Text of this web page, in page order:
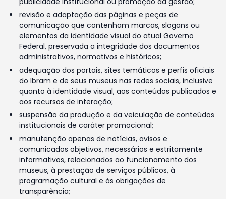
revisão e adaptação das páginas e peças de
comunicação que contenham marcas, slogans ou
elementos da identidade visual do atual Governo
Federal, preservada a integridade dos documentos
administrativos, normativos e históricos;
adequação dos portais, sites temáticos e perfis oficiais
do Ibram e de seus museus nas redes sociais, inclusive
quanto à identidade visual, aos conteúdos publicados e
aos recursos de interação;
suspensão da produção e da veiculação de conteúdos
institucionais de caráter promocional;
manutenção apenas de notícias, avisos e
comunicados objetivos, necessários e estritamente
informativos, relacionados ao funcionamento dos
museus, à prestação de serviços públicos, à
programação cultural e às obrigações de
transparência;